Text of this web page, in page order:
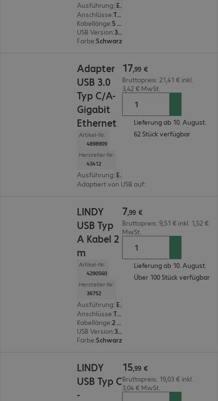
Ausführung:
Europäisch
Anschlüsse: Typ A | Typ B
Kabellänge:
5 m
USB Version: 3.0
Farbe:Schwarz
Adapter
USB 3.0
Typ C/A-
Gigabit
Ethernet
Artikel-Nr:
4898909
Hersteller-Nr:
43412
Ausführung:
Europäisch
Adaptiert von USB auf:
17,99 €
Bruttopreis: 21,41 € inkl.
3,42 € MwSt.
Lieferung ab 10. August.
62 Stück verfügbar
LINDY
USB Typ
A Kabel 2
m
Artikel-Nr:
4290560
Hersteller-Nr:
36752
Ausführung:
Europäisch
Anschlüsse: Typ A Stecker | Typ A Stecker
Kabellänge:
2 m
USB Version: 3.0
Farbe:Schwarz
7,99 €
Bruttopreis: 9,51 € inkl. 1,52 €
MwSt.
Lieferung ab 10. August.
Über 100 Stück verfügbar
LINDY
USB Typ C
-
15,99 €
Bruttopreis: 19,03 € inkl.
3,04 € MwSt.